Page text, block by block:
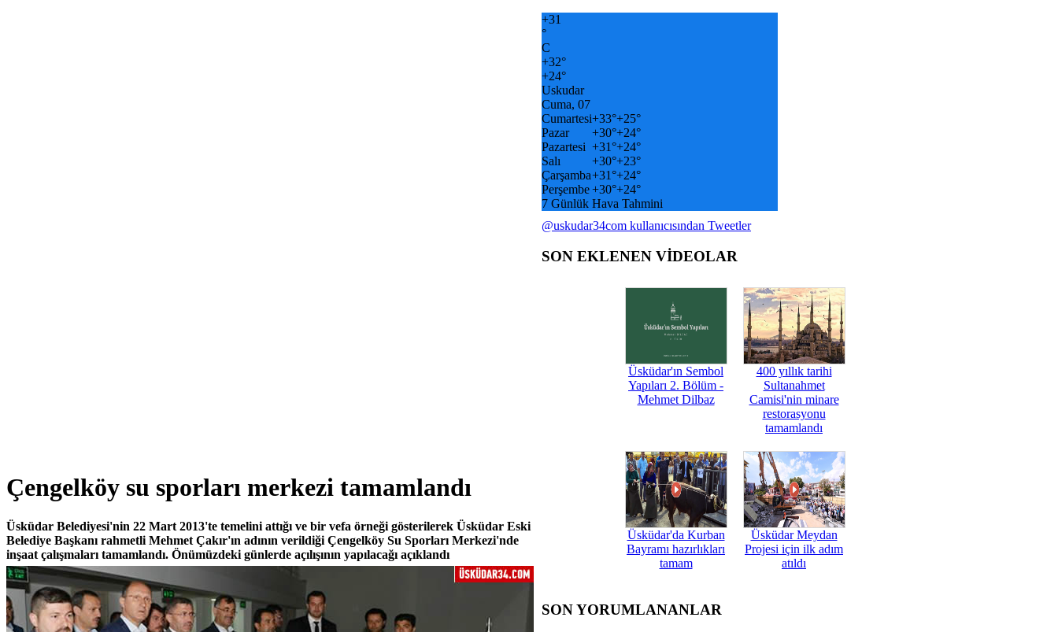
Çengelköy su sporları merkezi tamamlandı
Üsküdar Belediyesi'nin 22 Mart 2013'te temelini attığı ve bir vefa örneği gösterilerek Üsküdar Eski
Belediye Başkanı rahmetli Mehmet Çakır'ın adının verildiği Çengelköy Su Sporları Merkezi'nde
inşaat çalışmaları tamamlandı. Önümüzdeki günlerde açılışının yapılacağı açıklandı
+31
°
C
+32°
+24°
Uskudar
Cuma, 07
Cumartesi+33°+25°
Pazar
+30°+24°
Pazartesi +31°+24°
Salı
+30°+23°
Çarşamba+31°+24°
Perşembe+30°+24°
7 Günlük Hava Tahmini
@uskudar34com kullanıcısından Tweetler
SON EKLENEN VİDEOLAR
Üsküdar'ın Sembol
Yapıları 2. Bölüm -
Mehmet Dilbaz
400 yıllık tarihi
Sultanahmet
Camisi'nin minare
restorasyonu
tamamlandı
Üsküdar'da Kurban
Bayramı hazırlıkları
tamam
Üsküdar Meydan
Projesi için ilk adım
atıldı
SON YORUMLANANLAR